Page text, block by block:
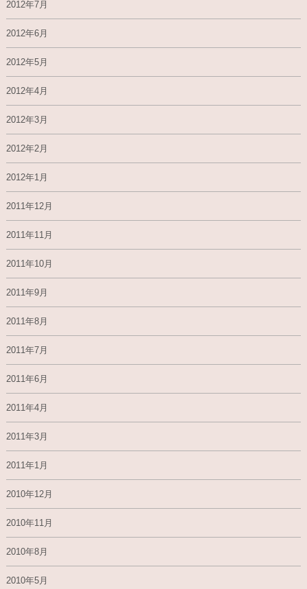
2012年7月
2012年6月
2012年5月
2012年4月
2012年3月
2012年2月
2012年1月
2011年12月
2011年11月
2011年10月
2011年9月
2011年8月
2011年7月
2011年6月
2011年4月
2011年3月
2011年1月
2010年12月
2010年11月
2010年8月
2010年5月